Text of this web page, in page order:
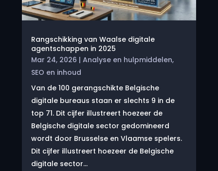
Rangschikking van Waalse digitale
agentschappen in 2025
Mar 24, 2026 | Analyse en hulpmiddelen,
SEO en inhoud
Van de 100 gerangschikte Belgische
digitale bureaus staan er slechts 9 in de
top 71. Dit cijfer illustreert hoezeer de
Belgische digitale sector gedomineerd
wordt door Brusselse en Vlaamse spelers.
Dit cijfer illustreert hoezeer de Belgische
digitale sector...